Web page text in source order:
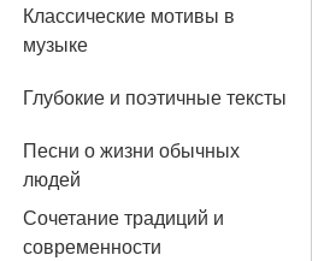
Классические мотивы в
музыке
Глубокие и поэтичные тексты
Песни о жизни обычных
людей
Сочетание традиций и
современности